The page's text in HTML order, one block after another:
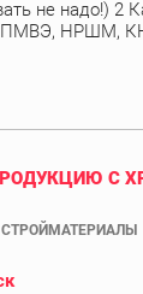
не надо!)
НРШМ,
С
СТРОЙМАТЕРИАЛЫ